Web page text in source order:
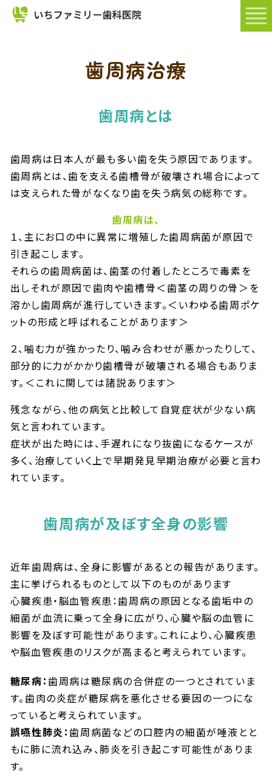
歯周病治療
歯周病とは
歯周病は日本人が最も多い歯を失う原因であります。
歯周病とは、歯を支える歯槽骨が破壊され場合によって
は支えられた骨がなくなり歯を失う病気の総称です。
歯周病は、
１、主にお口の中に異常に増殖した歯周病菌が原因で
引き起こします。
それらの歯周病菌は、歯茎の付着したところで毒素を
出しそれが原因で歯肉や歯槽骨＜歯茎の周りの骨＞を
溶かし歯周病が進行していきます。＜いわゆる歯周ポケ
ットの形成と呼ばれることがあります＞
２、噛む力が強かったり、噛み合わせが悪かったりして、
部分的に力がかかり歯槽骨が破壊される場合もありま
す。＜これに関しては諸説あります＞
残念ながら、他の病気と比較して自覚症状が少ない病
気と言われています。
症状が出た時には、手遅れになり抜歯になるケースが
多く、治療していく上で早期発見早期治療が必要と言わ
れています。
歯周病が及ぼす全身の影響
近年歯周病は、全身に影響があるとの報告があります。
主に挙げられるものとして以下のものがあります
心臓疾患・脳血管疾患：歯周病の原因となる歯垢中の
細菌が血流に乗って全身に広がり、心臓や脳の血管に
影響を及ぼす可能性があります。これにより、心臓疾患
や脳血管疾患のリスクが高まると考えられています。
糖尿病：歯周病は糖尿病の合併症の一つとされていま
す。歯肉の炎症が糖尿病を悪化させる要因の一つにな
っていると考えられています。
誤嚥性肺炎：歯周病菌などの口腔内の細菌が唾液とと
もに肺に流れ込み、肺炎を引き起こす可能性がありま
す。